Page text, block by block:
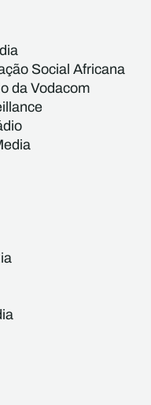
Social Africana
da Vodacom